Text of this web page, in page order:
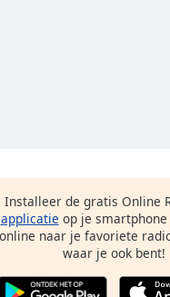
Installeer de gratis Online
applicatie op je
online naar je favoriete
waar je ook bent!